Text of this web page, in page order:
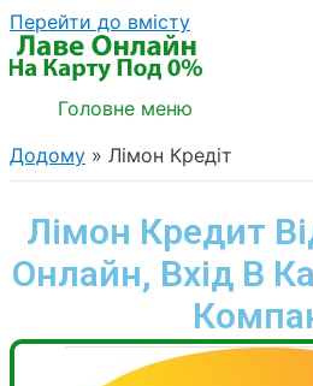
Перейти до вмісту
Головне меню
Додому
Лімон Кредіт
Лімон Кредит
Онлайн, Вхід В